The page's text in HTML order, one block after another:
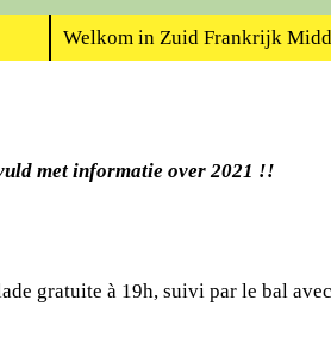
Welkom in Zuid Frankrijk
met informatie over 2021 !!
gratuite à 19h, suivi par le bal